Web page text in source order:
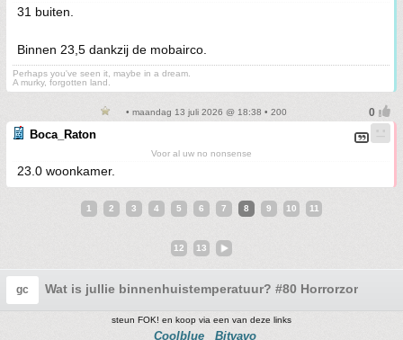
31 buiten.
Binnen 23,5 dankzij de mobairco.
Perhaps you've seen it, maybe in a dream.
A murky, forgotten land.
• maandag 13 juli 2026 @ 18:38 • 200
Boca_Raton
Voor al uw no nonsense
23.0 woonkamer.
1 2 3 4 5 6 7 8 9 10 11
12 13
gc Wat is jullie binnenhuistemperatuur? #80 Horrorzomer
steun FOK! en koop via een van deze links
Coolblue Bitvavo